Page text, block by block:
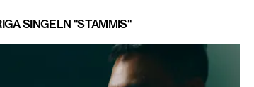
SINGELN "STAMMIS"